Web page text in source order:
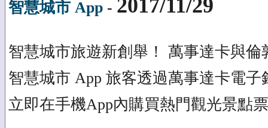
智慧城市 App - 2017/11/29
智慧城市旅遊新創舉！ 萬事達卡與
智慧城市 App 旅客透過萬事達卡電子
立即在手機App內購買熱門觀光景點